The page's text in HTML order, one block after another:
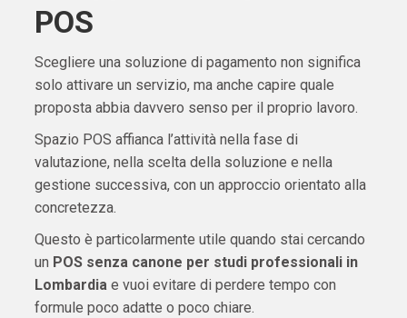
POS
Scegliere una soluzione di pagamento non significa
solo attivare un servizio, ma anche capire quale
proposta abbia davvero senso per il proprio lavoro.
Spazio POS affianca l’attività nella fase di
valutazione, nella scelta della soluzione e nella
gestione successiva, con un approccio orientato alla
concretezza.
Questo è particolarmente utile quando stai cercando
un POS senza canone per studi professionali in
Lombardiae vuoi evitare di perdere tempo con
formule poco adatte o poco chiare.